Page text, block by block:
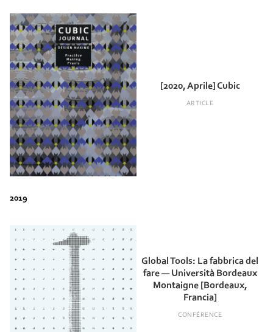
[2020, Aprile] Cubic
ARTICLE
Global Tools: La fabbrica del
fare — Università Bordeaux
Montaigne [Bordeaux,
Francia]
CONFÉRENCE